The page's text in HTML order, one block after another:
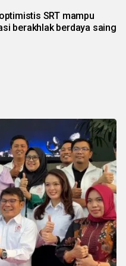
SRT mampu
berakhlak berdaya saing